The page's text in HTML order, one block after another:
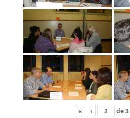
« ‹ de3